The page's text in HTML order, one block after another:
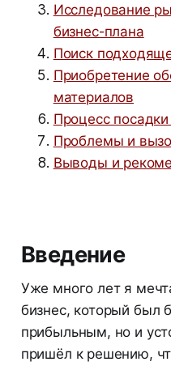
Исследование
бизнес-плана
Поиск
Приобретение
материалов
Процесс
Проблемы и
Выводы и
Введение
Уже много лет я
бизнес, который был
прибыльным, но и
пришёл к решению,